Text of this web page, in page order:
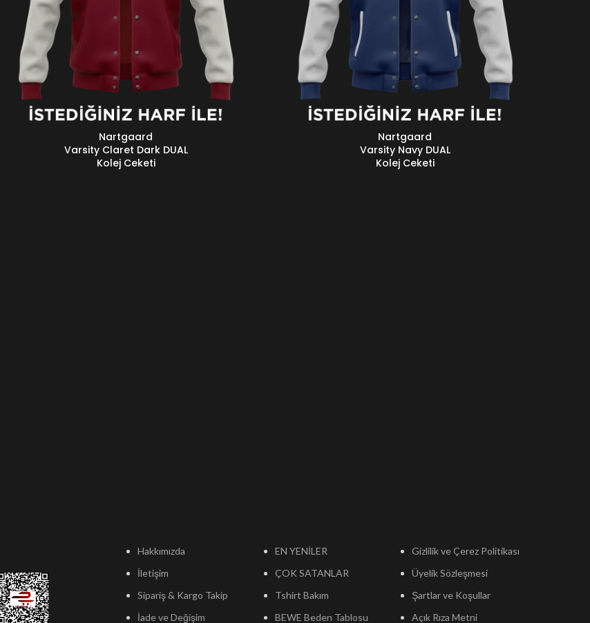
Nartgaard
Varsity Claret Dark DUAL
Kolej Ceketi
Nartgaard
Varsity Navy DUAL
Kolej Ceketi
Hakkımızda
İletişim
Sipariş & Kargo Takip
İade ve Değişim
EN YENİLER
ÇOK SATANLAR
Tshirt Bakım
BEWE Beden Tablosu
Gizlilik ve Çerez Politikası
Üyelik Sözleşmesi
Şartlar ve Koşullar
Açık Rıza Metni